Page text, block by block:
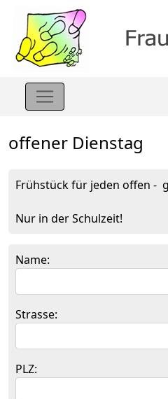
offener Dienstag
Frühstück für jeden offen -
Nur in der Schulzeit!
Name:
Strasse:
PLZ: